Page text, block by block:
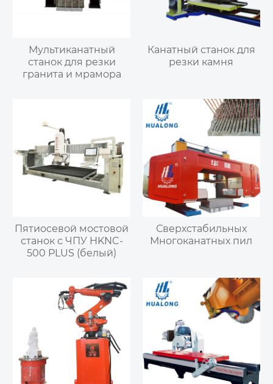
Мультиканатный
станок для резки
гранита и мрамора
Канатный станок для
резки камня
Пятиосевой мостовой
станок с ЧПУ HKNC-
500 PLUS (белый)
Сверхстабильных
Многоканатных пил